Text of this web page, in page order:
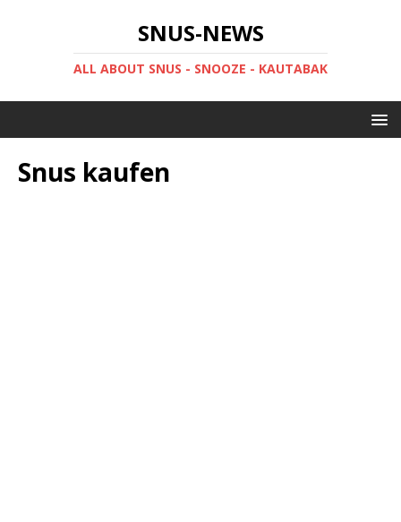
SNUS-NEWS
ALL ABOUT SNUS - SNOOZE - KAUTABAK
Snus kaufen